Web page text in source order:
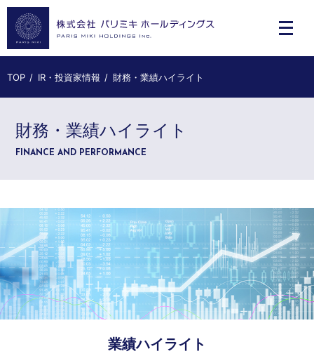
TOP IR・投資家情報 財務・業績ハイライト
財務・業績ハイライト
FINANCE AND PERFORMANCE
業績ハイライト